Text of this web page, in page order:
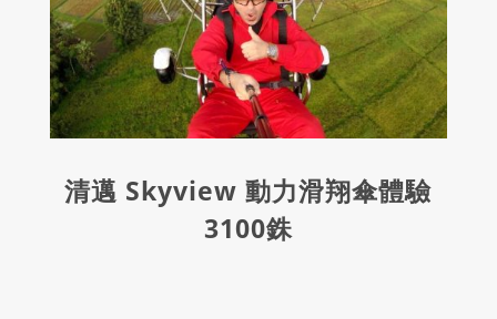
清邁 Skyview 動力滑翔傘體驗
3100銖